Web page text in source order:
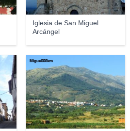
Iglesia de San Miguel
Arcángel
Miguel303xm